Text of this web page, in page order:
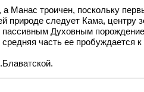
Манас троичен, поскольку
природе следует Кама, центру
Духовным
часть ее пробуждается